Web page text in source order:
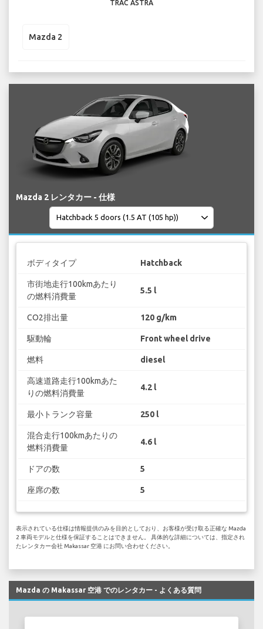
TRAC ASTRA
Mazda 2
Mazda 2 レンタカー - 仕様
ボディタイプ Hatchback
市街地走行100kmあたり
の燃料消費量
5.5 l
CO2排出量 120 g/km
駆動輪 Front wheel drive
燃料 diesel
高速道路走行100kmあた
りの燃料消費量
4.2 l
最小トランク容量 250 l
混合走行100kmあたりの
燃料消費量
4.6 l
ドアの数 5
座席の数 5
表示されている仕様は情報提供のみを目的としており、お客様が受け取る正確な Mazda
2 車両モデルと仕様を保証することはできません。 具体的な詳細については、指定され
たレンタカー会社 Makassar 空港 にお問い合わせください。
Mazda の Makassar 空港 でのレンタカー - よくある質問